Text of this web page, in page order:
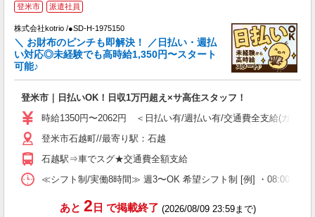
登米市 派遣社員
株式会社kotrio /●SD-H-1975150
＼ お財布のピンチも即解決！ ／日払い・週払
い対応◎未経験でも高時給1,350円〜スタート
可能♪
登米市｜日払いOK！日収1万円超え×サ高住スタッフ！
時給1350円〜2062円 ＜日払い有/週払い有/交通費全支給(ガソリ
登米市石越町//最寄り駅：石越
石越駅⇒車でスグ★交通費全額支給
≪シフト制/実働8時間≫ 週3〜OK 希望シフト制 [例] ・08:00 〜
あと 2 日 で掲載終了 (2026/08/09 23:59まで)